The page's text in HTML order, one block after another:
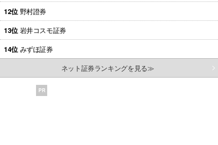
12位 野村證券
13位 岩井コスモ証券
14位 みずほ証券
ネット証券ランキングを見る≫
PR